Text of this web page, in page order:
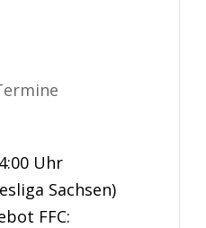
Uhr
Sachsen)
FFC: